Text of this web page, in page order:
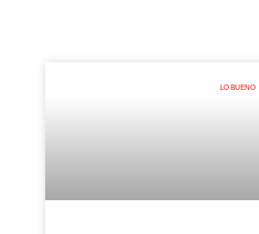
LO BUENO